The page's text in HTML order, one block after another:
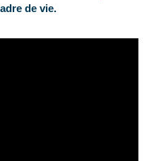
de vie.